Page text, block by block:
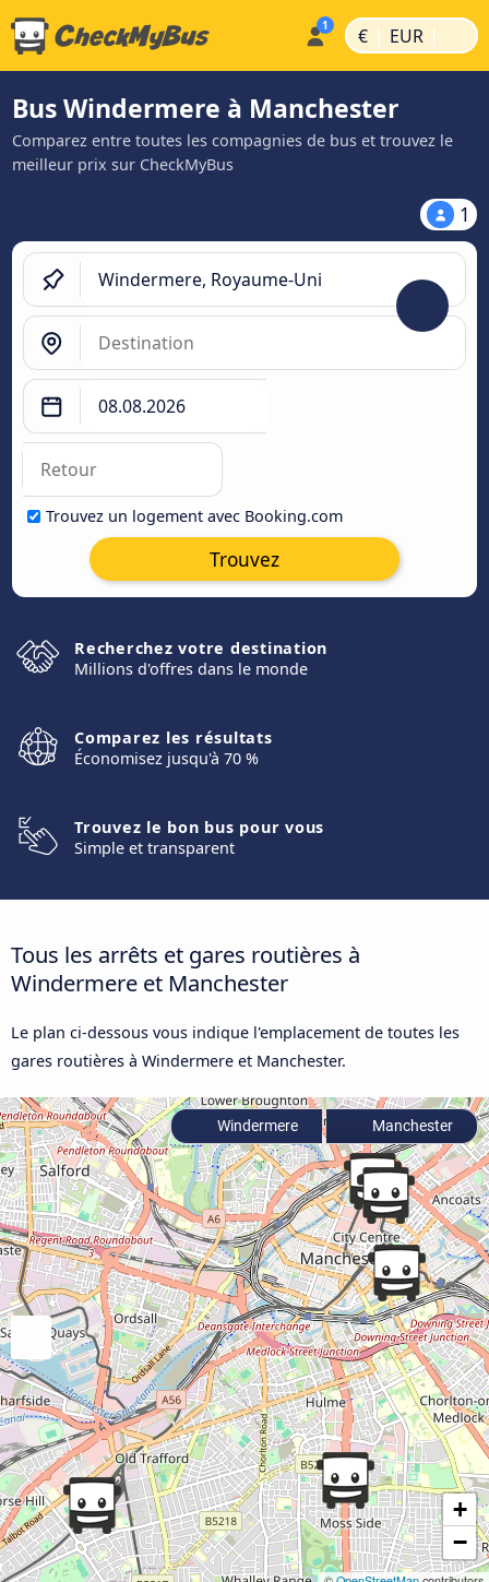
€ | EUR |
Bus Windermere à Manchester
Comparez entre toutes les compagnies de bus et trouvez le
meilleur prix sur CheckMyBus
1
Trouvez un logement avec Booking.com
Trouvez
Recherchez votre destination
Millions d'offres dans le monde
Comparez les résultats
Économisez jusqu'à 70 %
Trouvez le bon bus pour vous
Simple et transparent
Tous les arrêts et gares routières à
Windermere et Manchester
Le plan ci-dessous vous indique l'emplacement de toutes les
gares routières à Windermere et Manchester.
+
−
Windermere Manchester